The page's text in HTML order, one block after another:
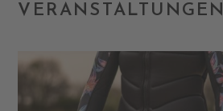
VERANSTALTUNGEN